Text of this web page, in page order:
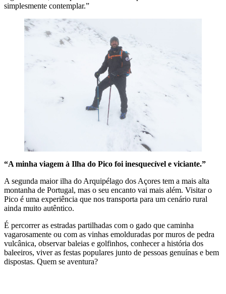
simplesmente contemplar.”
“A minha viagem à Ilha do Pico foi inesquecível e viciante.”
A segunda maior ilha do Arquipélago dos Açores tem a mais alta
montanha de Portugal, mas o seu encanto vai mais além. Visitar o
Pico é uma experiência que nos transporta para um cenário rural
ainda muito autêntico.
É percorrer as estradas partilhadas com o gado que caminha
vagarosamente ou com as vinhas emolduradas por muros de pedra
vulcânica, observar baleias e golfinhos, conhecer a história dos
baleeiros, viver as festas populares junto de pessoas genuínas e bem
dispostas. Quem se aventura?